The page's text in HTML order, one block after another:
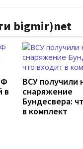
bigmir)net
в
ВСУ получили
снаряжение
Бундесвера:
в комплект